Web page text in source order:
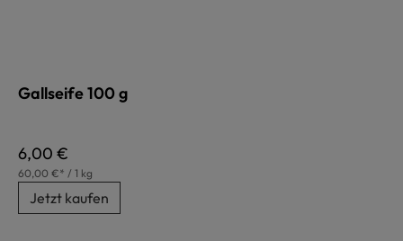
Gallseife 100 g
Regulärer Preis:
6,00 €
60,00 €* / 1 kg
Jetzt kaufen